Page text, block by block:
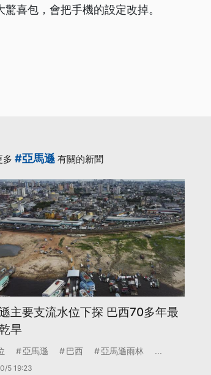
喜包，會把手機的設定改掉。
多 #亞馬遜 有關的新聞
主要支流水位下探 巴西70多年最
旱
亞馬遜 巴西 亞馬遜雨林 ...
5 19:23